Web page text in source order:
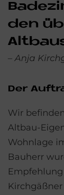
den
– Anja
Der
Wir
Altbau-
Wohnlage
Bauherr